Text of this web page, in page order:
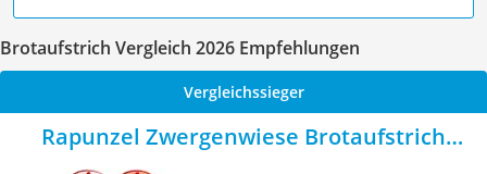
Brotaufstrich Vergleich 2026 Empfehlungen
Vergleichssieger
Rapunzel Zwergenwiese Brotaufstrich